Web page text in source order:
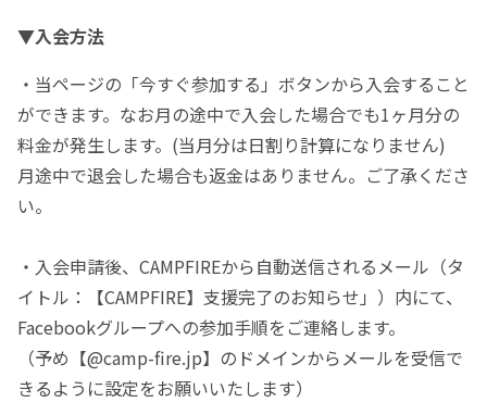
▼入会方法
・当ページの「今すぐ参加する」ボタンから入会すること
ができます。なお月の途中で入会した場合でも1ヶ月分の
料金が発生します。(当月分は日割り計算になりません)
月途中で退会した場合も返金はありません。ご了承くださ
い。
・入会申請後、CAMPFIREから自動送信されるメール（タ
イトル：【CAMPFIRE】支援完了のお知らせ」）内にて、
Facebookグループへの参加手順をご連絡します。
（予め【@camp-fire.jp】のドメインからメールを受信で
きるように設定をお願いいたします）